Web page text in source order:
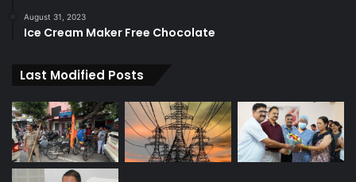
August 31, 2023
Ice Cream Maker Free Chocolate
Last Modified Posts